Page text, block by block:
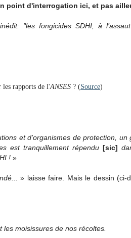
point d'interrogation ici, et pas
"les fongicides SDHI, à
rapports de l'ANSES ? (Source)
et d'organismes de protection, un
est tranquillement répendu [sic]
!»
» laisse faire. Mais le dessin (ci-
moisissures de nos récoltes.